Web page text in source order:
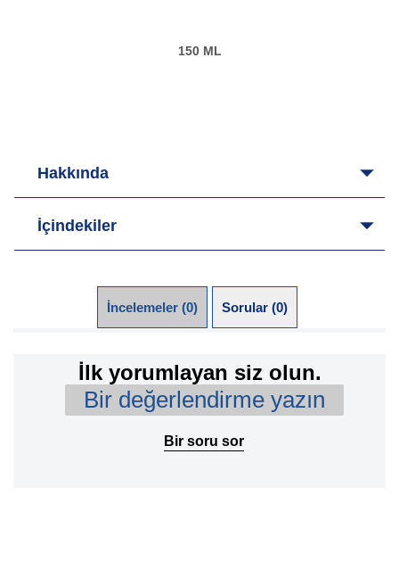
150 ML
Hakkında
İçindekiler
İncelemeler (0) Sorular (0)
İlk yorumlayan siz olun.
Bir değerlendirme yazın
Bir soru sor